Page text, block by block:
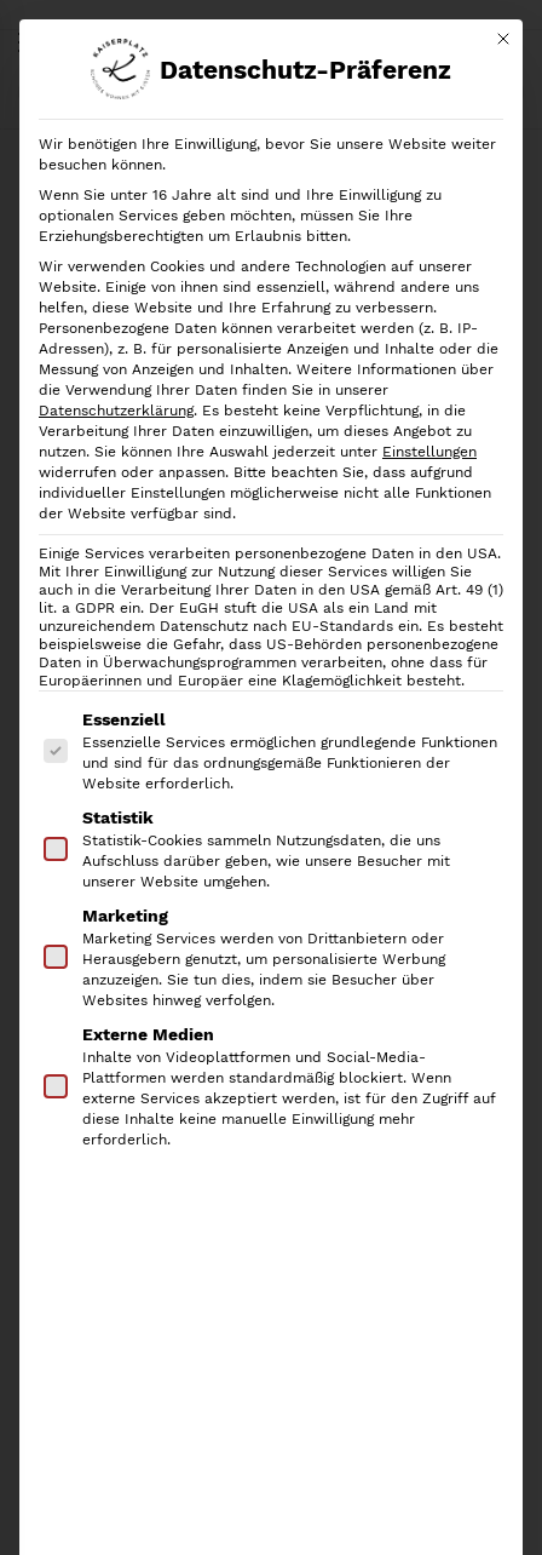
Shop Marken Rotho
Rotho
Kompost Mülleimer Albula 6l, Black
Ausverkauft!
Rotho Kompost Mülleimer
Albula 6l, Black
11,50€
inkl. 19 % MwSt.
Der Kompost-Mülleimer ALBULA
von ROTHO hat ein
Fassungsvolumen von 6l und eignet sich mit seinem fest
schliessenden Deckel perfekt für die Aufbewahrung von
Biomüll in der Küche.
Mit
Datenschutz-Präferenz
Wir benötigen Ihre Einwilligung, bevor Sie unsere Website weiter
besuchen können.
Wenn Sie unter 16 Jahre alt sind und Ihre Einwilligung zu
optionalen Services geben möchten, müssen Sie Ihre
Erziehungsberechtigten um Erlaubnis bitten.
Wir verwenden Cookies und andere Technologien auf unserer
Website. Einige von ihnen sind essenziell, während andere uns
helfen, diese Website und Ihre Erfahrung zu verbessern.
Personenbezogene Daten können verarbeitet werden (z. B. IP-
Adressen), z. B. für personalisierte Anzeigen und Inhalte oder die
Messung von Anzeigen und Inhalten. Weitere Informationen über
die Verwendung Ihrer Daten finden Sie in unserer
Datenschutzerklärung. Es besteht keine Verpflichtung, in die
Verarbeitung Ihrer Daten einzuwilligen, um dieses Angebot zu
nutzen. Sie können Ihre Auswahl jederzeit unter Einstellungen
widerrufen oder anpassen. Bitte beachten Sie, dass aufgrund
individueller Einstellungen möglicherweise nicht alle Funktionen
der Website verfügbar sind.
Einige Services verarbeiten personenbezogene Daten in den USA.
Mit Ihrer Einwilligung zur Nutzung dieser Services willigen Sie
auch in die Verarbeitung Ihrer Daten in den USA gemäß Art. 49 (1)
lit. a GDPR ein. Der EuGH stuft die USA als ein Land mit
unzureichendem Datenschutz nach EU-Standards ein. Es besteht
beispielsweise die Gefahr, dass US-Behörden personenbezogene
Daten in Überwachungsprogrammen verarbeiten, ohne dass für
Europäerinnen und Europäer eine Klagemöglichkeit besteht.
Es folgt eine Liste der Service-Gruppen, für
Essenziell
Essenzielle Services ermöglichen grundlegende Funktionen
und sind für das ordnungsgemäße Funktionieren der
Website erforderlich.
Statistik
Statistik-Cookies sammeln Nutzungsdaten, die uns
Aufschluss darüber geben, wie unsere Besucher mit
unserer Website umgehen.
Marketing
Marketing Services werden von Drittanbietern oder
Herausgebern genutzt, um personalisierte Werbung
anzuzeigen. Sie tun dies, indem sie Besucher über
Websites hinweg verfolgen.
Externe Medien
Inhalte von Videoplattformen und Social-Media-
Plattformen werden standardmäßig blockiert. Wenn
externe Services akzeptiert werden, ist für den Zugriff auf
diese Inhalte keine manuelle Einwilligung mehr
erforderlich.